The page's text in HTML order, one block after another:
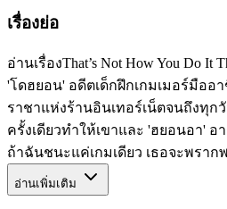
เรื่องย่อ
อ่านเรื่องThat’s Not How You Do It
'โดฮยอน' อดีตเด็กฝึกเกมเมอร์มืออ
ราชาแห่งร้านอินเทอร์เน็ตจนถึงทุก
ครั้งเดียวทำให้เขาและ 'ฮยอนอา'
ถ้าฉันชนะแค่เกมเดียว เธอจะพราก
อ่านเพิ่มเติม